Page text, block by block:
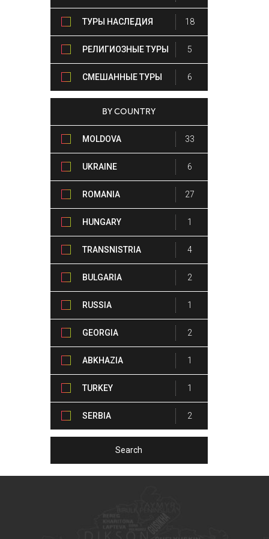
ТУРЫ НАСЛЕДИЯ 18
РЕЛИГИОЗНЫЕ ТУРЫ 5
СМЕШАННЫЕ ТУРЫ 6
BY COUNTRY
MOLDOVA 33
UKRAINE 6
ROMANIA 27
HUNGARY 1
TRANSNISTRIA 4
BULGARIA 2
RUSSIA 1
GEORGIA 2
ABKHAZIA 1
TURKEY 1
SERBIA 2